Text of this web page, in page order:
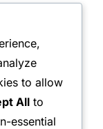
to allow
All to
essential